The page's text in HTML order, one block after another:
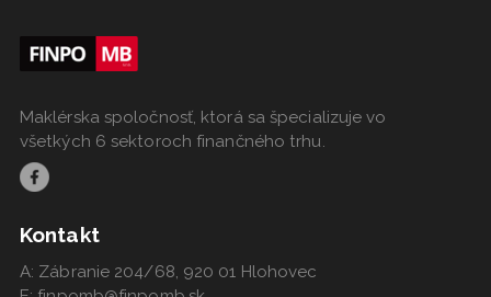
Maklérska spoločnosť, ktorá sa špecializuje vo
všetkých 6 sektoroch finančného trhu.
Kontakt
A: Zábranie 204/68, 920 01 Hlohovec